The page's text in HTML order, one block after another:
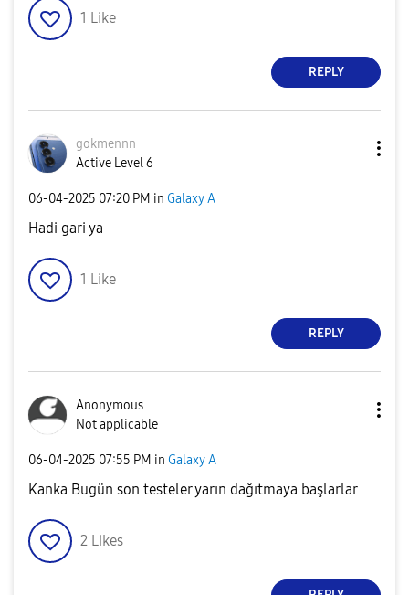
1 Like
REPLY
gokmennn
Active Level 6
‎06-04-2025 07:20 PM in Galaxy A
Hadi gari ya
1 Like
REPLY
Anonymous
Not applicable
‎06-04-2025 07:55 PM in Galaxy A
Kanka Bugün son testeler yarın dağıtmaya başlarlar
2 Likes